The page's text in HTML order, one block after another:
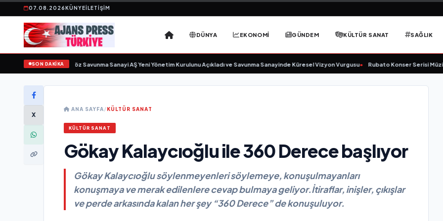
07.08.2026KÜNYEİLETIŞIM
DÜNYA EKONOMİ GÜNDEM KÜLTÜR SANAT SAĞLIK
SON DAKİKA
gün sayıyor• Açıkgöz Savunma Sanayi AŞ Yeni Yönetim Kurulunu Açıkladı ve Savunma Sanayinde Küresel Vizyon Vurgusu• Rubato Konser Serisi
X
ANA SAYFA/KÜLTÜR SANAT
KÜLTÜR SANAT
Gökay Kalaycıoğlu ile 360 Derece başlıyor
Gökay Kalaycıoğlu söylenmeyenleri söylemeye, konuşulmayanları
konuşmaya ve merak edilenlere cevap bulmaya geliyor.İtiraflar, inişler, çıkışlar
ve perde arkasında kalan her şey “360 Derece” de konuşuluyor.